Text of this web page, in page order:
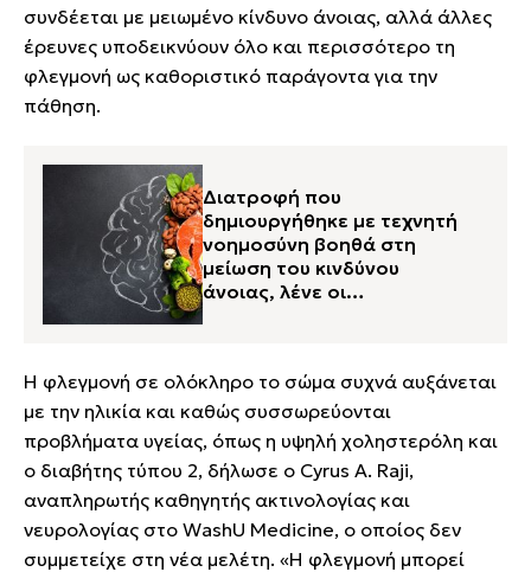
συνδέεται με μειωμένο κίνδυνο άνοιας, αλλά άλλες
έρευνες υποδεικνύουν όλο και περισσότερο τη
φλεγμονή ως καθοριστικό παράγοντα για την
πάθηση.
Διατροφή που
δημιουργήθηκε με τεχνητή
νοημοσύνη βοηθά στη
μείωση του κινδύνου
άνοιας, λένε οι
Η φλεγμονή σε ολόκληρο το σώμα συχνά αυξάνεται
με την ηλικία και καθώς συσσωρεύονται
προβλήματα υγείας, όπως η υψηλή χοληστερόλη και
ο διαβήτης τύπου 2, δήλωσε ο Cyrus A. Raji,
αναπληρωτής καθηγητής ακτινολογίας και
νευρολογίας στο WashU Medicine, ο οποίος δεν
συμμετείχε στη νέα μελέτη. «Η φλεγμονή μπορεί